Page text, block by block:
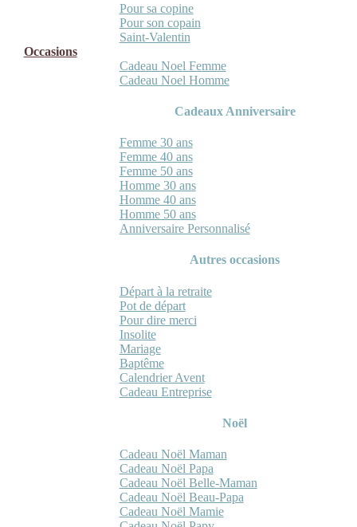
Pour sa copine
Pour son copain
Saint-Valentin
Occasions
Cadeau Noel Femme
Cadeau Noel Homme
Cadeaux Anniversaire
Femme 30 ans
Femme 40 ans
Femme 50 ans
Homme 30 ans
Homme 40 ans
Homme 50 ans
Anniversaire Personnalisé
Autres occasions
Départ à la retraite
Pot de départ
Pour dire merci
Insolite
Mariage
Baptême
Calendrier Avent
Cadeau Entreprise
Noël
Cadeau Noël Maman
Cadeau Noël Papa
Cadeau Noël Belle-Maman
Cadeau Noël Beau-Papa
Cadeau Noël Mamie